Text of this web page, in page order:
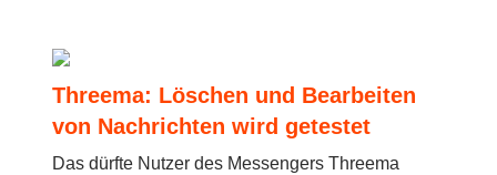
Threema: Löschen und Bearbeiten
von Nachrichten wird getestet
Das dürfte Nutzer des Messengers Threema